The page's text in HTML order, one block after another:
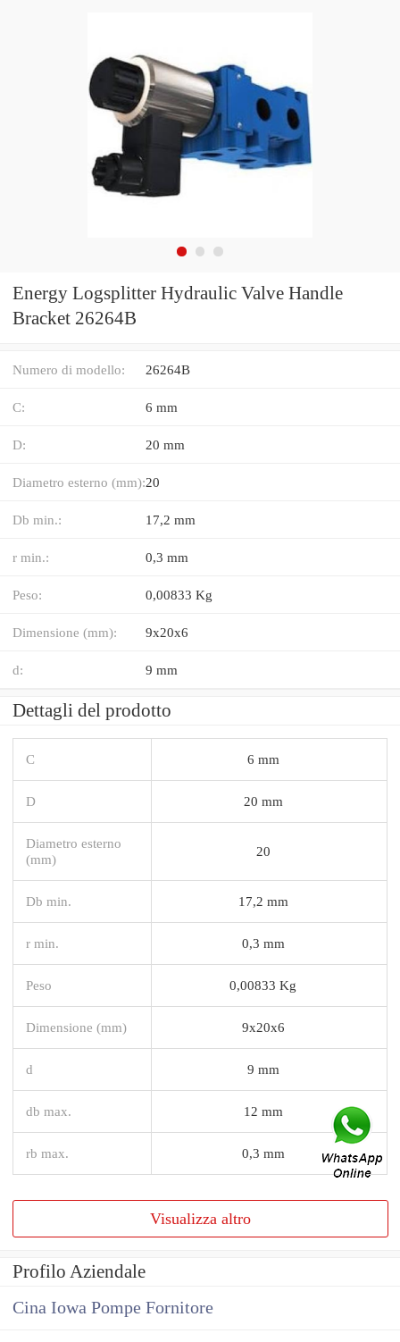
Energy Logsplitter Hydraulic Valve Handle
Bracket 26264B
Numero di modello: 26264B
C: 6 mm
D: 20 mm
Diametro esterno (mm):20
Db min.: 17,2 mm
r min.: 0,3 mm
Peso: 0,00833 Kg
Dimensione (mm): 9x20x6
d: 9 mm
Dettagli del prodotto
C 6 mm
D 20 mm
Diametro esterno
(mm)
20
Db min. 17,2 mm
r min. 0,3 mm
Peso 0,00833 Kg
Dimensione (mm) 9x20x6
d 9 mm
db max. 12 mm
rb max. 0,3 mm
Visualizza altro
Profilo Aziendale
Cina Iowa Pompe Fornitore